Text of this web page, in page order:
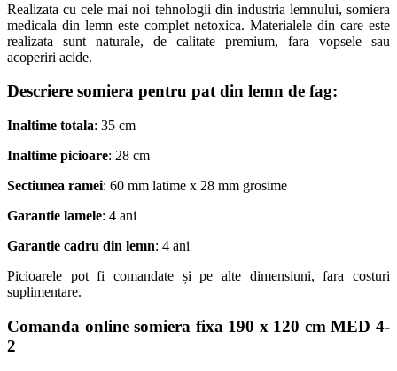
Realizata cu cele mai noi tehnologii din industria lemnului, somiera
medicala din lemn este complet netoxica. Materialele din care este
realizata sunt naturale, de calitate premium, fara vopsele sau
acoperiri acide.
Descriere somiera pentru pat din lemn de fag:
Inaltime totala: 35 cm
Inaltime picioare: 28 cm
Sectiunea ramei: 60 mm latime x 28 mm grosime
Garantie lamele: 4 ani
Garantie cadru din lemn: 4 ani
Picioarele pot fi comandate și pe alte dimensiuni, fara costuri
suplimentare.
Comanda online somiera fixa 190 x 120 cm MED 4-
2